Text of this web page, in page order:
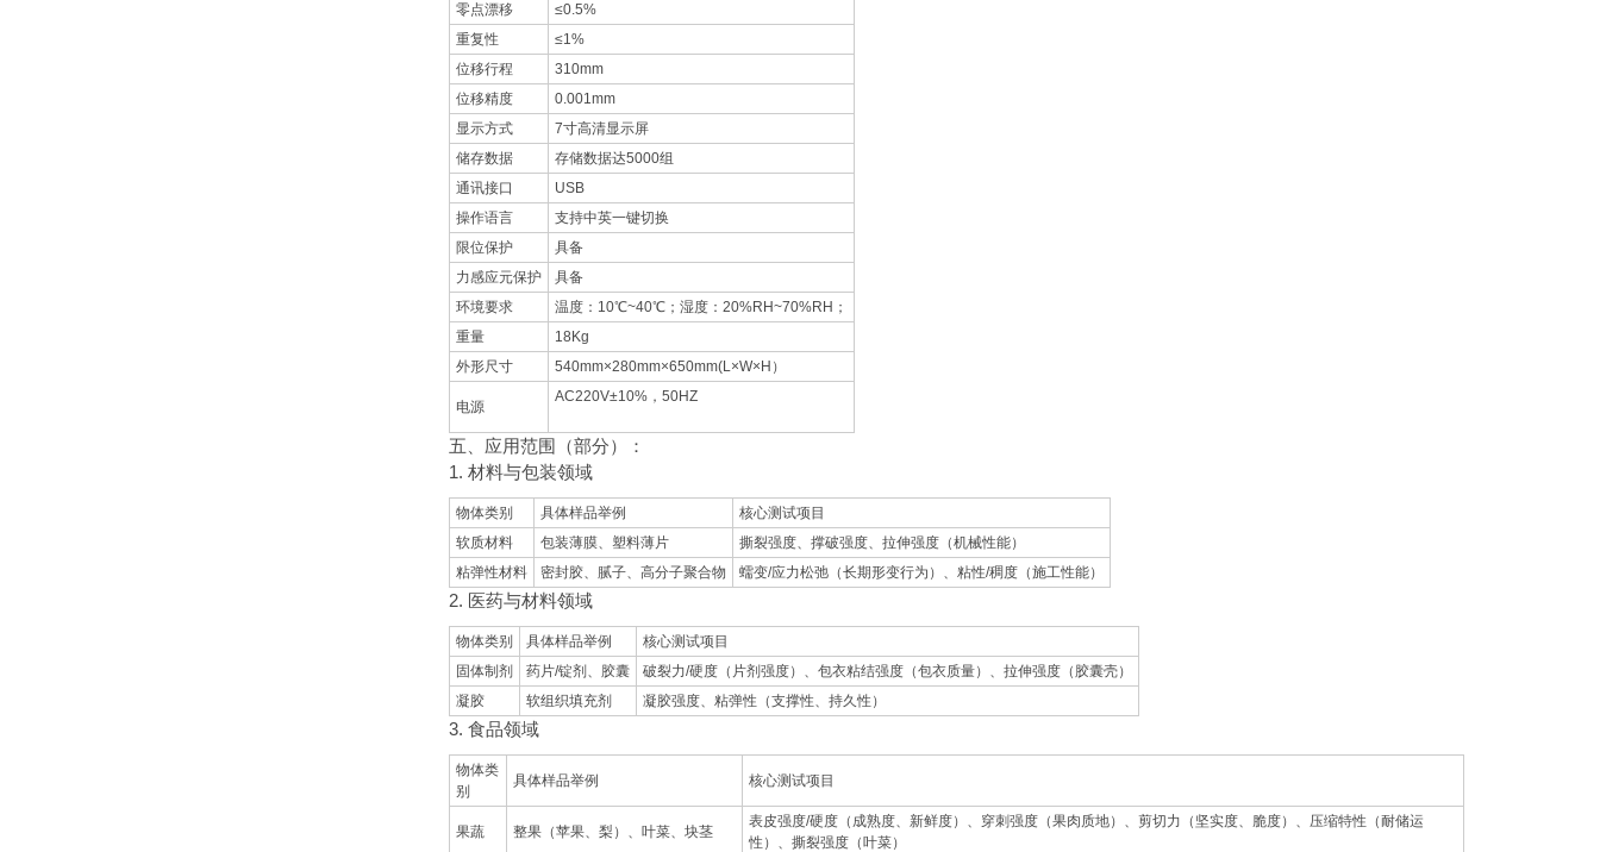
零点漂移
≤0.5%
重复性
≤1%
位移行程
310mm
位移精度
0.001mm
显示方式
7寸高清显示屏
储存数据
存储数据达5000组
通讯接口
USB
操作语言
支持中英一键切换
限位保护
具备
力感应元保护
具备
环境要求
温度：10℃~40℃；湿度：20%RH~70%RH；
重量
18Kg
外形尺寸
540mm×280mm×650mm(L×W×H）
电源
AC220V±10%，50HZ
五、应用范围（部分）：
1. 材料与包装领域
物体类别 具体样品举例
核心测试项目
软质材料
包装薄膜、塑料薄片
撕裂强度、撑破强度、拉伸强度（机械性能）
粘弹性材料
密封胶、腻子、高分子聚合物 蠕变/应力松弛（长期形变行为）、粘性/稠度（施工性能）
2. 医药与材料领域
物体类别 具体样品举例
核心测试项目
固体制剂
药片/锭剂、胶囊
破裂力/硬度（片剂强度）、包衣粘结强度（包衣质量）、拉伸强度（胶囊壳）
凝胶
软组织填充剂 凝胶强度、粘弹性（支撑性、持久性）
3. 食品领域
物体类
别
具体样品举例 核心测试项目
果蔬 整果（苹果、梨）、叶菜、块茎
表皮强度/硬度（成熟度、新鲜度）、穿刺强度（果肉质地）、剪切力（坚实度、脆度）、压缩特性（耐储运
性）、撕裂强度（叶菜）